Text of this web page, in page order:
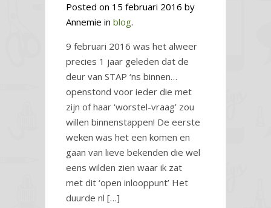
Posted on 15 februari 2016 by
Annemie in blog.
9 februari 2016 was het alweer
precies 1 jaar geleden dat de
deur van STAP ‘ns binnen…
openstond voor ieder die met
zijn of haar ‘worstel-vraag’ zou
willen binnenstappen! De eerste
weken was het een komen en
gaan van lieve bekenden die wel
eens wilden zien waar ik zat
met dit ‘open inlooppunt’ Het
duurde nl […]